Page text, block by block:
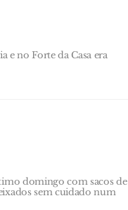
e no Forte da Casa era
domingo com sacos de
sem cuidado num